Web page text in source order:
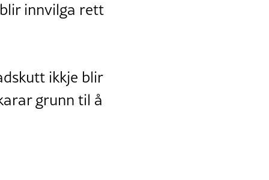
innvilga rett
ikkje blir
grunn til å